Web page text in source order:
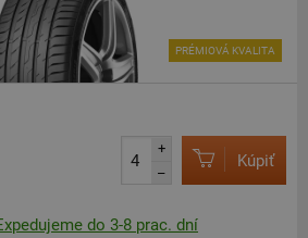
PRÉMIOVÁ KVALITA
+
–
Kúpiť
do 3-8 prac. dní